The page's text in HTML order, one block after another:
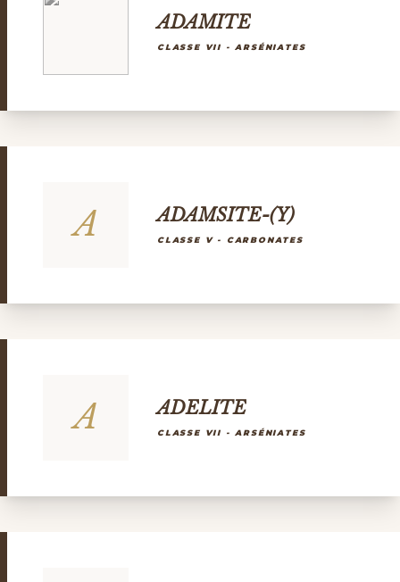
ADAMITE
CLASSE VII - ARSÉNIATES
A ADAMSITE-(Y)
CLASSE V - CARBONATES
A ADELITE
CLASSE VII - ARSÉNIATES